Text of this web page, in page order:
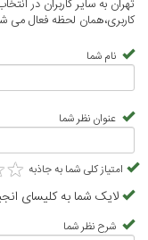
تهران به سایر کاربران در
کاربری،همان لحظه فعال
نام شما
عنوان نظر شما
امتیاز کلی شما به جاذبه ★
★
لایک شما به کلیسای
شرح نظر شما